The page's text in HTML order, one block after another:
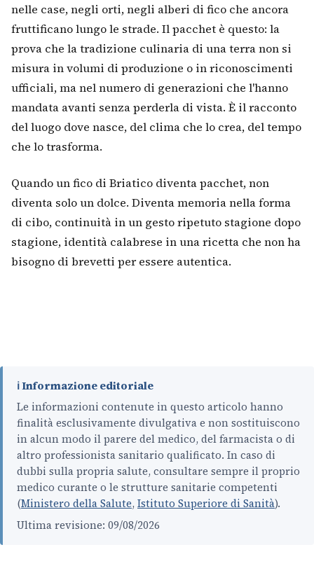
nelle case, negli orti, negli alberi di fico che ancora
fruttificano lungo le strade. Il pacchet è questo: la
prova che la tradizione culinaria di una terra non si
misura in volumi di produzione o in riconoscimenti
ufficiali, ma nel numero di generazioni che l'hanno
mandata avanti senza perderla di vista. È il racconto
del luogo dove nasce, del clima che lo crea, del tempo
che lo trasforma.
Quando un fico di Briatico diventa pacchet, non
diventa solo un dolce. Diventa memoria nella forma
di cibo, continuità in un gesto ripetuto stagione dopo
stagione, identità calabrese in una ricetta che non ha
bisogno di brevetti per essere autentica.
ℹ️ Informazione editoriale
Le informazioni contenute in questo articolo hanno
finalità esclusivamente divulgativa e non sostituiscono
in alcun modo il parere del medico, del farmacista o di
altro professionista sanitario qualificato. In caso di
dubbi sulla propria salute, consultare sempre il proprio
medico curante o le strutture sanitarie competenti
(Ministero della Salute, Istituto Superiore di Sanità).
Ultima revisione: 09/08/2026